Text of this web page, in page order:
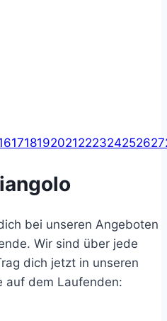
1718192021222324252627
bei unseren Angeboten
Wir sind über jede
dich jetzt in unseren
auf dem Laufenden: